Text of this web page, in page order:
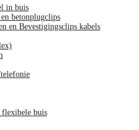
in buis
betonplugclips
en Bevestigingsclips kabels
buis